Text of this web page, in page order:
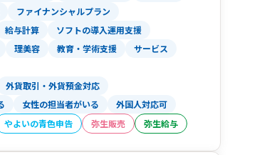
ファイナンシャルプラン
給与計算
ソフトの導入運用支援
理美容 教育・学術支援
サービス
外貨取引・外貨預金対応
女性の担当者がいる
外国人対応可
やよいの青色申告 弥生販売 弥生給与